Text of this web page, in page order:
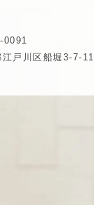
0091
江戸川区船堀3-7-11